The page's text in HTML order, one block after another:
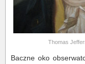
Thomas
Baczne oko